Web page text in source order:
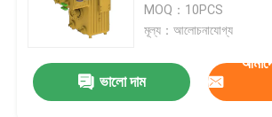
MOQ：10PCS
মূল্য：আলোচনাযোগ্য
ভালো দাম